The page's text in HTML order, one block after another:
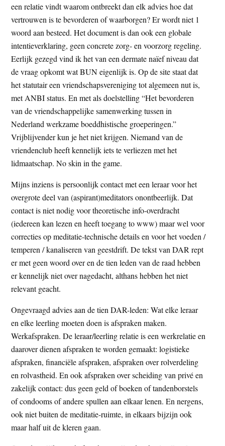
een relatie vindt waarom ontbreekt dan elk advies hoe dat
vertrouwen is te bevorderen of waarborgen? Er wordt niet 1
woord aan besteed. Het document is dan ook een globale
intentieverklaring, geen concrete zorg- en voorzorg regeling.
Eerlijk gezegd vind ik het van een dermate naïef niveau dat
de vraag opkomt wat BUN eigenlijk is. Op de site staat dat
het statutair een vriendschapsvereniging tot algemeen nut is,
met ANBI status. En met als doelstelling “Het bevorderen
van de vriendschappelijke samenwerking tussen in
Nederland werkzame boeddhistische groeperingen.”
Vrijblijvender kun je het niet krijgen. Niemand van de
vriendenclub heeft kennelijk iets te verliezen met het
lidmaatschap. No skin in the game.
Mijns inziens is persoonlijk contact met een leraar voor het
overgrote deel van (aspirant)meditators onontbeerlijk. Dat
contact is niet nodig voor theoretische info-overdracht
(iedereen kan lezen en heeft toegang to www) maar wel voor
correcties op meditatie-technische details en voor het voeden /
temperen / kanaliseren van geestdrift. De tekst van DAR rept
er met geen woord over en de tien leden van de raad hebben
er kennelijk niet over nagedacht, althans hebben het niet
relevant geacht.
Ongevraagd advies aan de tien DAR-leden: Wat elke leraar
en elke leerling moeten doen is afspraken maken.
Werkafspraken. De leraar/leerling relatie is een werkrelatie en
daarover dienen afspraken te worden gemaakt: logistieke
afspraken, financiële afspraken, afspraken over rolverdeling
en rolvastheid. En ook afspraken over scheiding van privé en
zakelijk contact: dus geen geld of boeken of tandenborstels
of condooms of andere spullen aan elkaar lenen. En nergens,
ook niet buiten de meditatie-ruimte, in elkaars bijzijn ook
maar half uit de kleren gaan.